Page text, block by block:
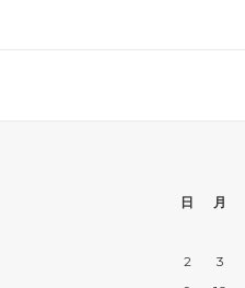
日
月
2
3